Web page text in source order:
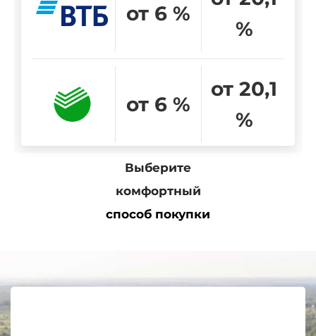
от 6 %
%
от 6 %
от 20,1
%
Выберите
комфортный
способ покупки